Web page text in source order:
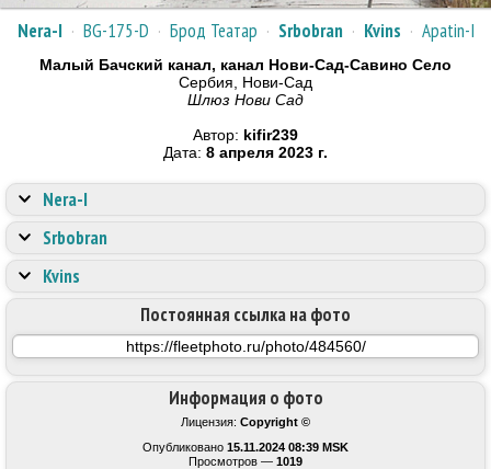
Nera-I · BG-175-D · Брод Театар · Srbobran · Kvins · Apatin-I
Малый Бачский канал, канал Нови-Сад-Савино Село
Сербия, Нови-Сад
Шлюз Нови Сад
Автор: kifir239
Дата: 8 апреля 2023 г.
Информация о фото
Лицензия: Copyright ©
Опубликовано 15.11.2024 08:39 MSK
Просмотров — 1019
Постоянная ссылка на фото
Nera-I
Srbobran
Kvins